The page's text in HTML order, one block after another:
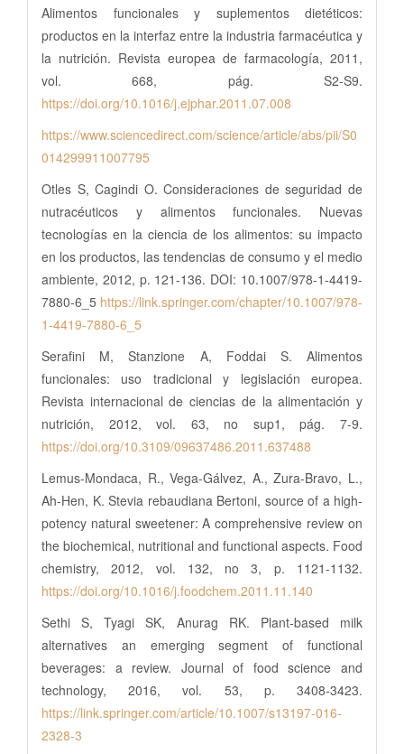
Alimentos funcionales y suplementos dietéticos:
productos en la interfaz entre la industria farmacéutica y
la nutrición. Revista europea de farmacología, 2011,
vol. 668, pág. S2-S9.
https://doi.org/10.1016/j.ejphar.2011.07.008
https://www.sciencedirect.com/science/article/abs/pii/S0
014299911007795
Otles S, Cagindi O. Consideraciones de seguridad de
nutracéuticos y alimentos funcionales. Nuevas
tecnologías en la ciencia de los alimentos: su impacto
en los productos, las tendencias de consumo y el medio
ambiente, 2012, p. 121-136. DOI: 10.1007/978-1-4419-
7880-6_5 https://link.springer.com/chapter/10.1007/978-
1-4419-7880-6_5
Serafini M, Stanzione A, Foddai S. Alimentos
funcionales: uso tradicional y legislación europea.
Revista internacional de ciencias de la alimentación y
nutrición, 2012, vol. 63, no sup1, pág. 7-9.
https://doi.org/10.3109/09637486.2011.637488
Lemus-Mondaca, R., Vega-Gálvez, A., Zura-Bravo, L.,
Ah-Hen, K. Stevia rebaudiana Bertoni, source of a high-
potency natural sweetener: A comprehensive review on
the biochemical, nutritional and functional aspects. Food
chemistry, 2012, vol. 132, no 3, p. 1121-1132.
https://doi.org/10.1016/j.foodchem.2011.11.140
Sethi S, Tyagi SK, Anurag RK. Plant-based milk
alternatives an emerging segment of functional
beverages: a review. Journal of food science and
technology, 2016, vol. 53, p. 3408-3423.
https://link.springer.com/article/10.1007/s13197-016-
2328-3